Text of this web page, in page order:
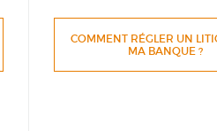
COMMENT RÉGLER UN
MA BANQUE ?